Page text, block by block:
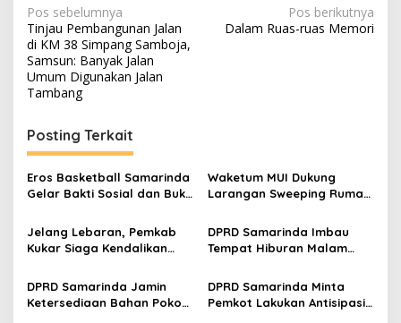
Navigasi
pos
Pos sebelumnya
Tinjau Pembangunan Jalan
di KM 38 Simpang Samboja,
Samsun: Banyak Jalan
Umum Digunakan Jalan
Tambang
Pos berikutnya
Dalam Ruas-ruas Memori
Posting Terkait
Eros Basketball Samarinda
Gelar Bakti Sosial dan Buka
Kelas II Tenggarong
Waketum MUI Dukung
Larangan Sweeping Rumah
Jelang Lebaran, Pemkab
Kukar Siaga Kendalikan
DPRD Samarinda Imbau
Tempat Hiburan Malam
untuk Jaga Ketenangan
DPRD Samarinda Jamin
Ketersediaan Bahan Pokok,
DPRD Samarinda Minta
Pemkot Lakukan Antisipasi